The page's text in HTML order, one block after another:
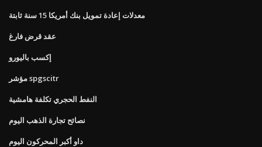
معدلات إعادة تمويل بنك أمريكا 15 سنة ثابتة
عقد قرض فارغ
إكسب باليورو
مؤشر spgscitr
النفط الحجري تكلفة هامشية
نصائح تجارة الذهب اليوم
داو أكبر المحركون اليوم